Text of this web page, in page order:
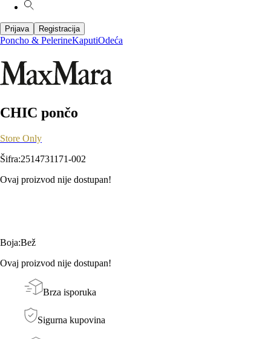
Prijava Registracija
Poncho & PelerineKaputiOdeća
CHIC pončo
Store Only
Šifra:2514731171-002
Ovaj proizvod nije dostupan!
Boja:Bež
Ovaj proizvod nije dostupan!
Brza isporuka
Sigurna kupovina